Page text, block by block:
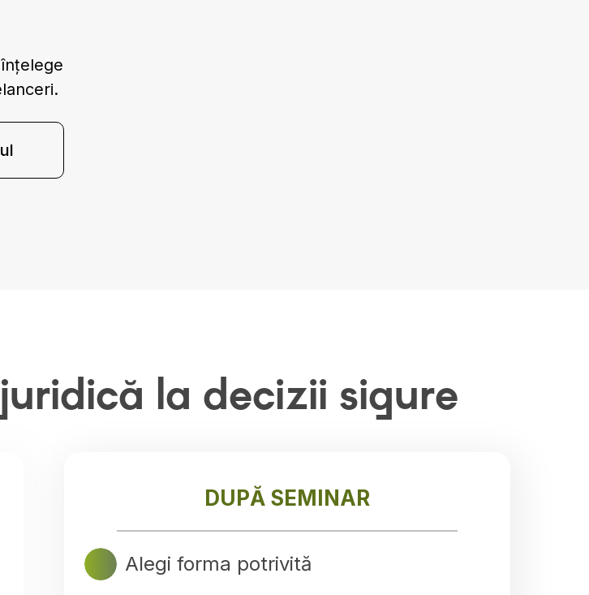
la decizii sigure
DUPĂ SEMINAR
Alegi forma potrivită